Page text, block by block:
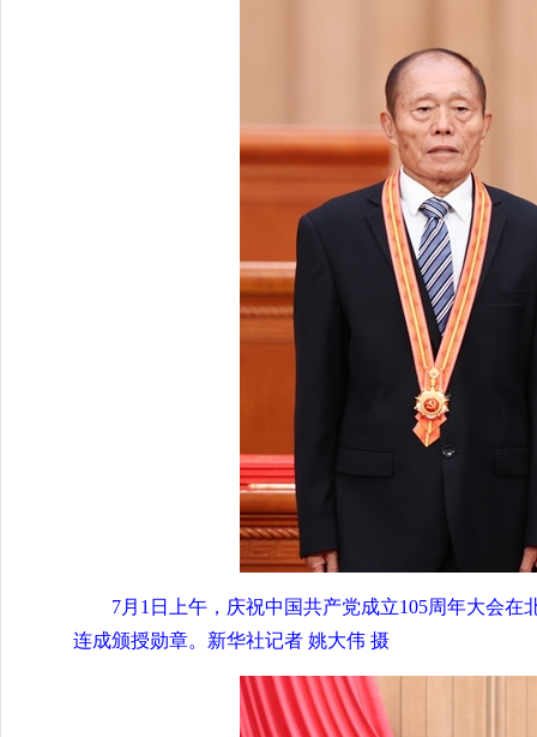
7月1日上午，庆祝中国共产党成立105周年大会
连成颁授勋章。新华社记者 姚大伟 摄